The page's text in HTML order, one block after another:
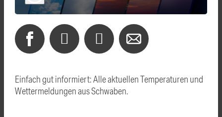
Einfach gut informiert: Alle aktuellen Temperaturen und
Wettermeldungen aus Schwaben.